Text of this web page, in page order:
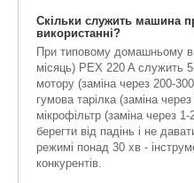
Скільки служить машина
використанні?
При типовому домашньому
місяць) PEX 220 A служить
мотору (заміна через 200-
гумова тарілка (заміна
мікрофільтр (заміна через
берегти від падінь і не
режимі понад 30 хв -
конкурентів.